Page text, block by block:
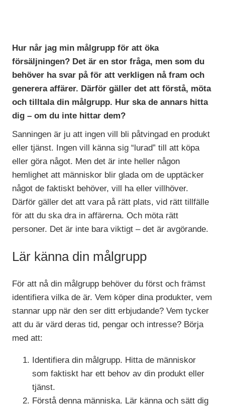
Hur når jag min målgrupp för att öka
försäljningen? Det är en stor fråga, men som du
behöver ha svar på för att verkligen nå fram och
generera affärer. Därför gäller det att förstå, möta
och tilltala din målgrupp. Hur ska de annars hitta
dig – om du inte hittar dem?
Sanningen är ju att ingen vill bli påtvingad en produkt
eller tjänst. Ingen vill känna sig “lurad” till att köpa
eller göra något. Men det är inte heller någon
hemlighet att människor blir glada om de upptäcker
något de faktiskt behöver, vill ha eller villhöver.
Därför gäller det att vara på rätt plats, vid rätt tillfälle
för att du ska dra in affärerna. Och möta rätt
personer. Det är inte bara viktigt – det är avgörande.
Lär känna din målgrupp
För att nå din målgrupp behöver du först och främst
identifiera vilka de är. Vem köper dina produkter, vem
stannar upp när den ser ditt erbjudande? Vem tycker
att du är värd deras tid, pengar och intresse? Börja
med att:
Identifiera din målgrupp. Hitta de människor
som faktiskt har ett behov av din produkt eller
tjänst.
Förstå denna människa. Lär känna och sätt dig